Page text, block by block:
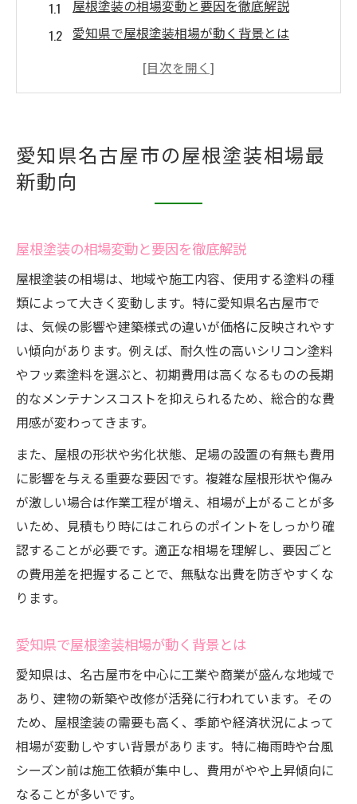
屋根塗装の相場変動と要因を徹底解説
愛知県で屋根塗装相場が動く背景とは
名古屋市の屋根塗装最新価格情報の傾向
屋根塗装費用を比較で賢く抑える方法
複数業者の屋根塗装費用を比較するコツ
屋根塗装の見積もり比較で損しないために
屋根塗装相場を知って賢く節約する方法
見積もり項目ごとの屋根塗装費用の見方
相場を知って安心の屋根塗装へ導く
屋根塗装相場の知識で安心施工を実現
相場理解が屋根塗装の後悔を防ぐ理由
適正価格の屋根塗装を選ぶための準備
屋根塗装の相場情報で納得するコツ
名古屋市での屋根塗装費用節約の工夫
屋根塗装費用を節約する実践的アイデア
費用節約のための屋根塗装ポイント集
屋根塗装の同時施工でコストダウンを狙う
屋根塗装費用を抑える賢い工夫とは何か
信頼できる屋根塗装業者を見極める基準
屋根塗装業者選びで後悔しないコツ
屋根塗装の相場を知って業者比較を有利に
見積もり時に確認したい屋根塗装業者の特
徴
屋根塗装業者の選び方と費用の関係性
愛知県名古屋市の屋根塗装相場最
新動向
屋根塗装の相場変動と要因を徹底解説
屋根塗装の相場は、地域や施工内容、使用する塗料の種
類によって大きく変動します。特に愛知県名古屋市で
は、気候の影響や建築様式の違いが価格に反映されやす
い傾向があります。例えば、耐久性の高いシリコン塗料
やフッ素塗料を選ぶと、初期費用は高くなるものの長期
的なメンテナンスコストを抑えられるため、総合的な費
用感が変わってきます。
また、屋根の形状や劣化状態、足場の設置の有無も費用
に影響を与える重要な要因です。複雑な屋根形状や傷み
が激しい場合は作業工程が増え、相場が上がることが多
いため、見積もり時にはこれらのポイントをしっかり確
認することが必要です。適正な相場を理解し、要因ごと
の費用差を把握することで、無駄な出費を防ぎやすくな
ります。
愛知県で屋根塗装相場が動く背景とは
愛知県は、名古屋市を中心に工業や商業が盛んな地域で
あり、建物の新築や改修が活発に行われています。その
ため、屋根塗装の需要も高く、季節や経済状況によって
相場が変動しやすい背景があります。特に梅雨時や台風
シーズン前は施工依頼が集中し、費用がやや上昇傾向に
なることが多いです。